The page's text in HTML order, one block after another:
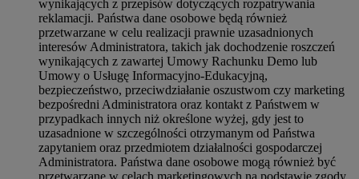
wynikających z przepisów dotyczących rozpatrywania
reklamacji. Państwa dane osobowe będą również
przetwarzane w celu realizacji prawnie uzasadnionych
interesów Administratora, takich jak dochodzenie roszczeń
wynikających z zawartej Umowy Rachunku Demo lub
Umowy o Usługę Informacyjno-Edukacyjną,
bezpieczeństwo, przeciwdziałanie oszustwom czy marketing
bezpośredni Administratora oraz kontakt z Państwem w
przypadkach innych niż określone wyżej, gdy jest to
uzasadnione w szczególności otrzymanym od Państwa
zapytaniem oraz przedmiotem działalności gospodarczej
Administratora. Państwa dane osobowe mogą również być
przetwarzane w celach marketingowych na podstawie zgody